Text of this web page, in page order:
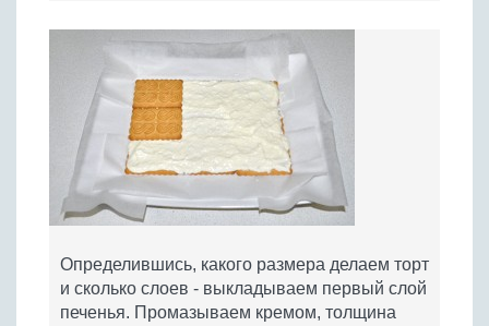
Определившись, какого размера делаем торт
и сколько слоев - выкладываем первый слой
печенья. Промазываем кремом, толщина